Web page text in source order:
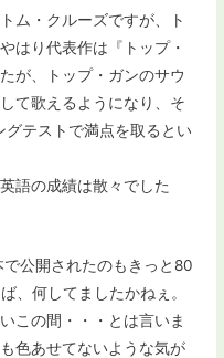
ム・クルーズですが、ト
はり代表作は『トップ・
が、トップ・ガンのサウ
て歌えるようになり、そ
グテストで満点を取るとい
語の成績は散々でした
公開されたのもきっと80
、何してましたかねぇ。
この間・・・とは言いま
色あせてないような気が